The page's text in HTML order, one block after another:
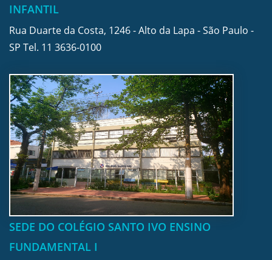
INFANTIL
Rua Duarte da Costa, 1246 - Alto da Lapa - São Paulo -
SP Tel. 11 3636-0100
SEDE DO COLÉGIO SANTO IVO ENSINO
FUNDAMENTAL I